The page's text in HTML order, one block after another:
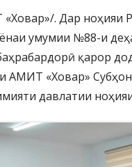
. Дар ноҳияи
умумии №88-и
қарор
АМИТ «Ховар»
давлатии